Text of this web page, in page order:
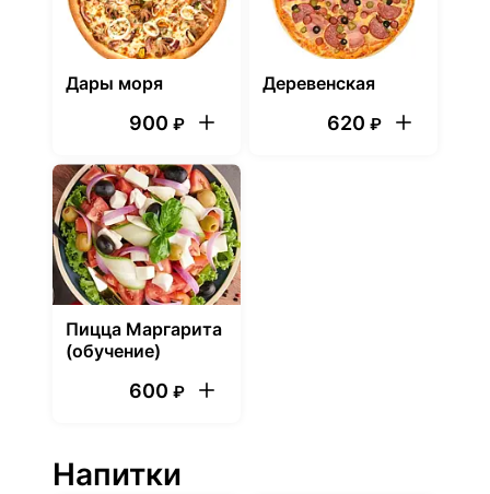
Дары моря
900 ₽
Деревенская
620 ₽
Пицца Маргарита
(обучение)
600 ₽
Напитки